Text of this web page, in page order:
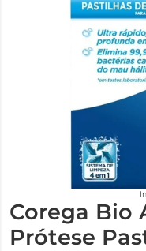
Corega Bio
Prótese